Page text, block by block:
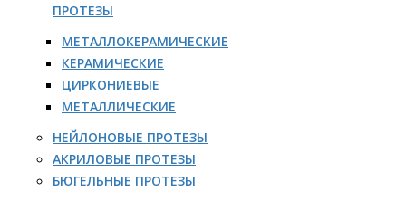
ПРОТЕЗЫ
МЕТАЛЛОКЕРАМИЧЕСКИЕ
КЕРАМИЧЕСКИЕ
ЦИРКОНИЕВЫЕ
МЕТАЛЛИЧЕСКИЕ
НЕЙЛОНОВЫЕ ПРОТЕЗЫ
АКРИЛОВЫЕ ПРОТЕЗЫ
БЮГЕЛЬНЫЕ ПРОТЕЗЫ